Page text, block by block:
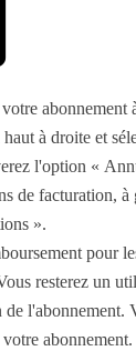
abonnement
à droite et
l'option «
de facturation, à
».
pour
resterez un
l'abonnement.
abonnement.